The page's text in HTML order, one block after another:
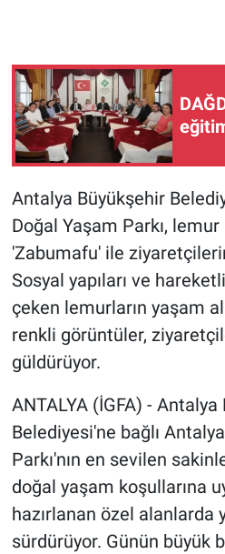
Antalya Büyükşehir
Doğal Yaşam Parkı,
'Zabumafu' ile
Sosyal yapıları ve
çeken lemurların yaşam
renkli görüntüler,
güldürüyor.
ANTALYA (İGFA) -
Belediyesi'ne bağlı
Parkı'nın en sevilen
doğal yaşam koşullarına
hazırlanan özel alanlarda
sürdürüyor. Günün büyük